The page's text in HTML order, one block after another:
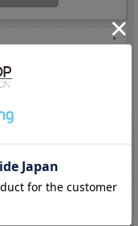
続6時間の作業に
温水で一気に洗い